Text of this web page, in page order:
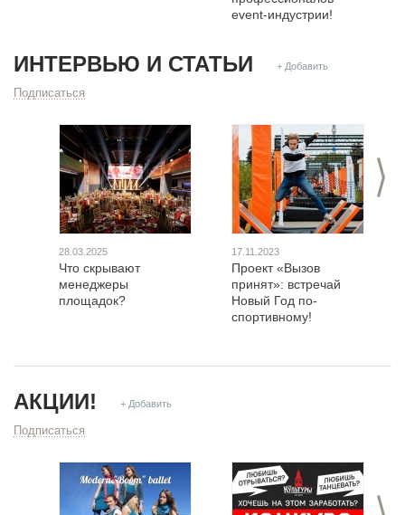
event-индустрии!
ИНТЕРВЬЮ И СТАТЬИ + Добавить
Подписаться
>
28.03.2025
Что скрывают
менеджеры
площадок?
17.11.2023
Проект «Вызов
принят»: встречай
Новый Год по-
спортивному!
АКЦИИ! + Добавить
Подписаться
>